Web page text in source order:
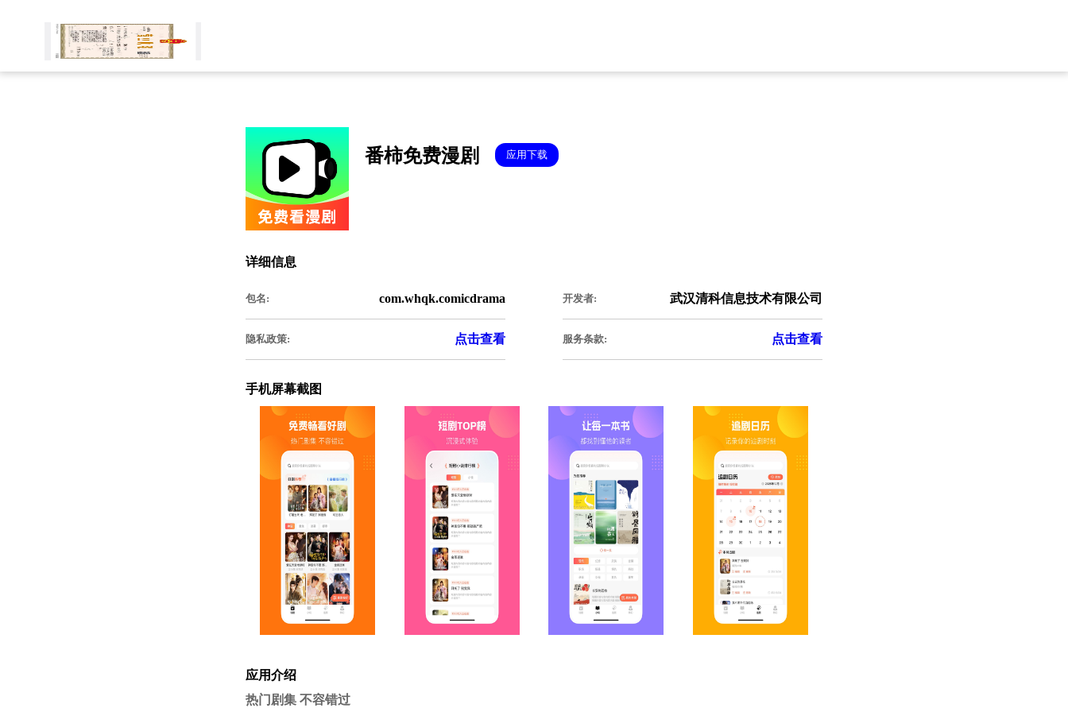
番柿免费漫剧 应用下载
详细信息
包名: com.whqk.comicdrama
隐私政策: 点击查看
开发者: 武汉清科信息技术有限公司
服务条款: 点击查看
手机屏幕截图
应用介绍
热门剧集 不容错过